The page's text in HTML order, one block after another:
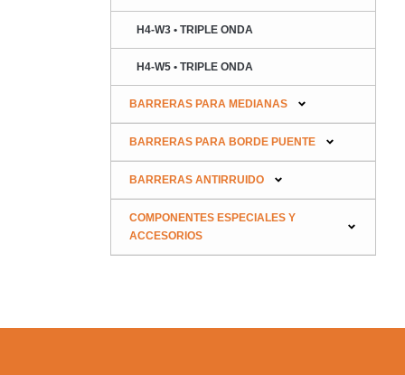
H4-W3 • TRIPLE ONDA
H4-W5 • TRIPLE ONDA
BARRERAS PARA MEDIANAS
BARRERAS PARA BORDE PUENTE
BARRERAS ANTIRRUIDO
COMPONENTES ESPECIALES Y
ACCESORIOS